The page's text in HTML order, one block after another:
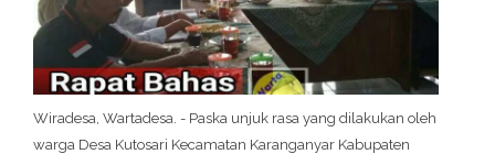
Wiradesa, Wartadesa. - Paska unjuk rasa yang dilakukan oleh
warga Desa Kutosari Kecamatan Karanganyar Kabupaten